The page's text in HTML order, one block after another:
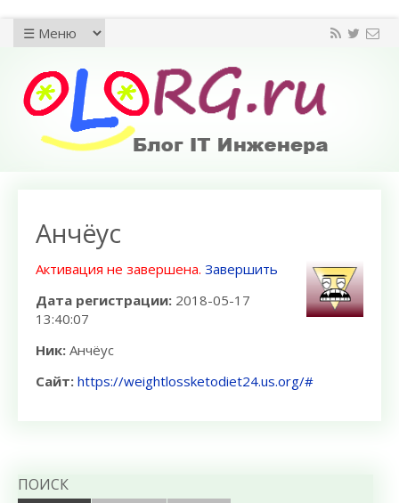
Анчёус
Активация не завершена. Завершить
Дата регистрации: 2018-05-17
13:40:07
Ник: Анчёус
Сайт: https://weightlossketodiet24.us.org/#
ПОИСК